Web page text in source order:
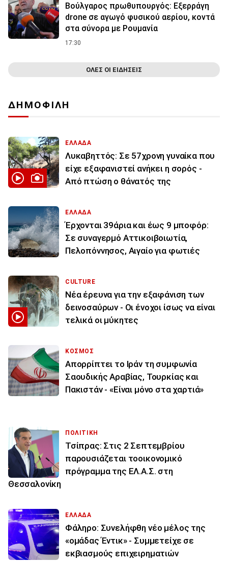
Βούλγαρος πρωθυπουργός: Εξερράγη
drone σε αγωγό φυσικού αερίου, κοντά
στα σύνορα με Ρουμανία
17:30
ΟΛΕΣ ΟΙ ΕΙΔΗΣΕΙΣ
ΔΗΜΟΦΙΛΗ
ΕΛΛΑΔΑ
Λυκαβηττός: Σε 57χρονη γυναίκα που
είχε εξαφανιστεί ανήκει η σορός -
Από πτώση ο θάνατός της
ΕΛΛΑΔΑ
Έρχονται 39άρια και έως 9 μποφόρ:
Σε συναγερμό Αττικοιβοιωτία,
Πελοπόννησος, Αιγαίο για φωτιές
CULTURE
Νέα έρευνα για την εξαφάνιση των
δεινοσαύρων - Οι ένοχοι ίσως να είναι
τελικά οι μύκητες
ΚΟΣΜΟΣ
Απορρίπτει το Ιράν τη συμφωνία
Σαουδικής Αραβίας, Τουρκίας και
Πακιστάν - «Είναι μόνο στα χαρτιά»
ΠΟΛΙΤΙΚΗ
Τσίπρας: Στις 2 Σεπτεμβρίου
παρουσιάζεται τοοικονομικό
πρόγραμμα της ΕΛ.Α.Σ. στη
Θεσσαλονίκη
ΕΛΛΑΔΑ
Φάληρο: Συνελήφθη νέο μέλος της
«ομάδας Έντικ» - Συμμετείχε σε
εκβιασμούς επιχειρηματιών